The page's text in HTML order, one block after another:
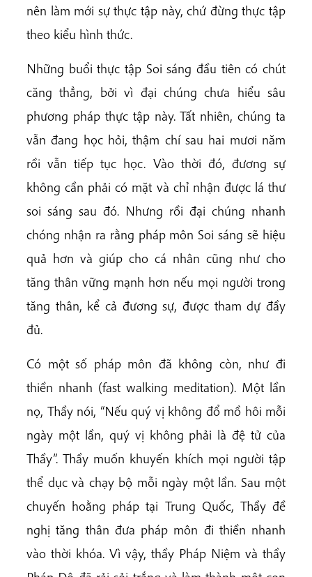
nên làm mới sự thực tập này, chứ đừng thực tập
theo kiểu hình thức.
Những buổi thực tập Soi sáng đầu tiên có chút
căng thẳng, bởi vì đại chúng chưa hiểu sâu
phương pháp thực tập này. Tất nhiên, chúng ta
vẫn đang học hỏi, thậm chí sau hai mươi năm
rồi vẫn tiếp tục học. Vào thời đó, đương sự
không cần phải có mặt và chỉ nhận được lá thư
soi sáng sau đó. Nhưng rồi đại chúng nhanh
chóng nhận ra rằng pháp môn Soi sáng sẽ hiệu
quả hơn và giúp cho cá nhân cũng như cho
tăng thân vững mạnh hơn nếu mọi người trong
tăng thân, kể cả đương sự, được tham dự đầy
đủ.
Có một số pháp môn đã không còn, như đi
thiền nhanh (fast walking meditation). Một lần
nọ, Thầy nói, “Nếu quý vị không đổ mồ hôi mỗi
ngày một lần, quý vị không phải là đệ tử của
Thầy”. Thầy muốn khuyến khích mọi người tập
thể dục và chạy bộ mỗi ngày một lần. Sau một
chuyến hoằng pháp tại Trung Quốc, Thầy đề
nghị tăng thân đưa pháp môn đi thiền nhanh
vào thời khóa. Vì vậy, thầy Pháp Niệm và thầy